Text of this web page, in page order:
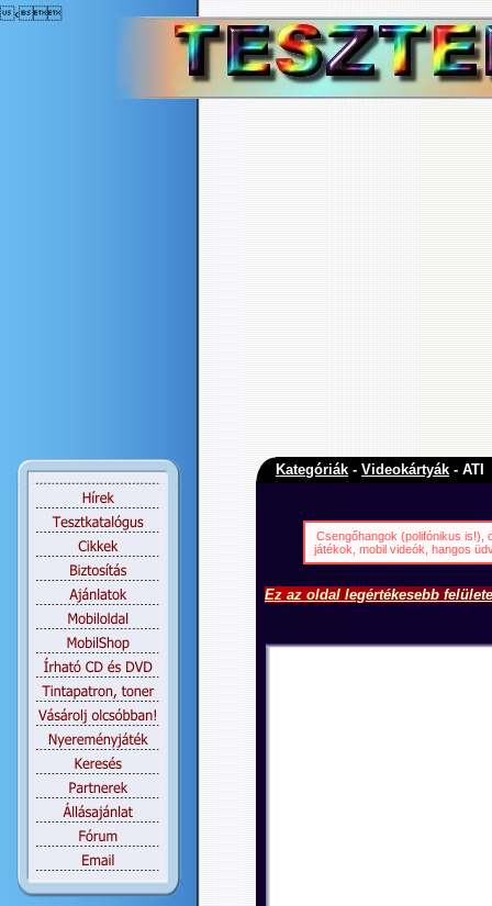
‹
Kategóriák - Videokártyák - ATI
Csengőhangok (polifónikus is!),
játékok, mobil videók, hangos
Ez az oldal legértékesebb